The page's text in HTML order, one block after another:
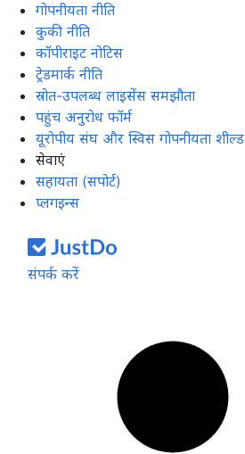
गोपनीयता नीति
कुकी नीति
कॉपीराइट नोटिस
ट्रेडमार्क नीति
स्रोत-उपलब्ध लाइसेंस समझौता
पहुंच अनुरोध फॉर्म
यूरोपीय संघ और स्विस गोपनीयता शील्ड
सेवाएं
सहायता (सपोर्ट)
प्लगइन्स
संपर्क करें